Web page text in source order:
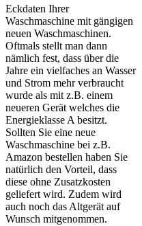
Eckdaten Ihrer
Waschmaschine mit gängigen
neuen Waschmaschinen.
Oftmals stellt man dann
nämlich fest, dass über die
Jahre ein vielfaches an Wasser
und Strom mehr verbraucht
wurde als mit z.B. einem
neueren Gerät welches die
Energieklasse A besitzt.
Sollten Sie eine neue
Waschmaschine bei z.B.
Amazon bestellen haben Sie
natürlich den Vorteil, dass
diese ohne Zusatzkosten
geliefert wird. Zudem wird
auch noch das Altgerät auf
Wunsch mitgenommen.